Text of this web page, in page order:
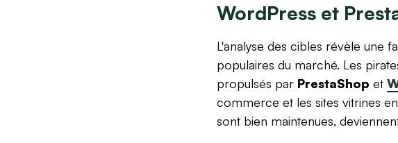
WordPress et
L'analyse des cibles révèle une
populaires du marché. Les
propulsés par PrestaShop et
commerce et les sites vitrines
sont bien maintenues,